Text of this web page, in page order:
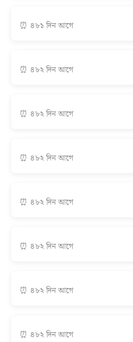
⏰ ৪৮১ দিন আগে
⏰ ৪৮২ দিন আগে
⏰ ৪৮২ দিন আগে
⏰ ৪৮২ দিন আগে
⏰ ৪৮২ দিন আগে
⏰ ৪৮২ দিন আগে
⏰ ৪৮২ দিন আগে
⏰ ৪৮২ দিন আগে